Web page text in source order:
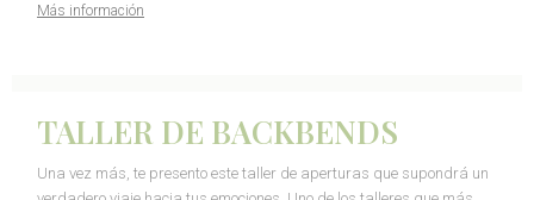
Más información
TALLER DE BACKBENDS
Una vez más, te presento este taller de aperturas que supondrá un